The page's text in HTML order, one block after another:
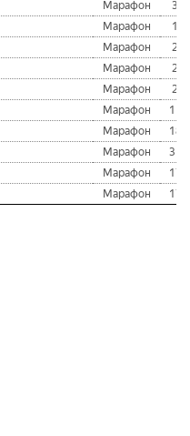
Марафон
34
Марафон
18
Марафон
25
Марафон
20
Марафон
21
Марафон
112
Марафон
183
Марафон
319
Марафон
170
Марафон 172